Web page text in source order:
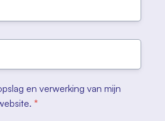
en verwerking van mijn
*